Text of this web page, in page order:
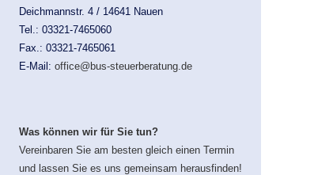
Deichmannstr. 4 / 14641 Nauen
Tel.: 03321-7465060
Fax.: 03321-7465061
E-Mail: office@bus-steuerberatung.de
Was können wir für Sie tun?
Vereinbaren Sie am besten gleich einen Termin
und lassen Sie es uns gemeinsam herausfinden!